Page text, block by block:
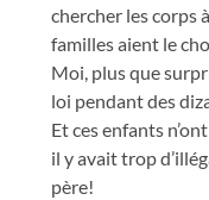
chercher les corps
familles aient le
Moi, plus que
loi pendant des
Et ces enfants
il y avait trop
père!